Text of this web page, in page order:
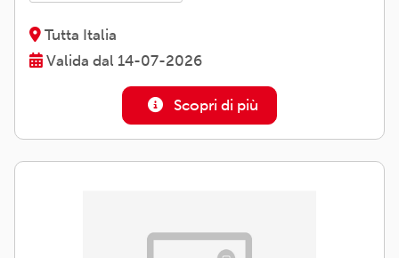
Tutta Italia
Valida dal 14-07-2026
Scopri di più